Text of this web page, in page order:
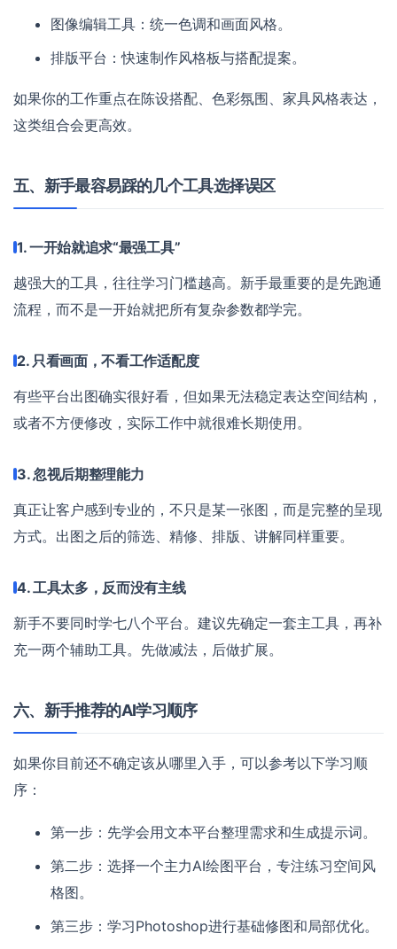
图像编辑工具：统一色调和画面风格。
排版平台：快速制作风格板与搭配提案。
如果你的工作重点在陈设搭配、色彩氛围、家具风格表达，
这类组合会更高效。
五、新手最容易踩的几个工具选择误区
1. 一开始就追求“最强工具”
越强大的工具，往往学习门槛越高。新手最重要的是先跑通
流程，而不是一开始就把所有复杂参数都学完。
2. 只看画面，不看工作适配度
有些平台出图确实很好看，但如果无法稳定表达空间结构，
或者不方便修改，实际工作中就很难长期使用。
3. 忽视后期整理能力
真正让客户感到专业的，不只是某一张图，而是完整的呈现
方式。出图之后的筛选、精修、排版、讲解同样重要。
4. 工具太多，反而没有主线
新手不要同时学七八个平台。建议先确定一套主工具，再补
充一两个辅助工具。先做减法，后做扩展。
六、新手推荐的AI学习顺序
如果你目前还不确定该从哪里入手，可以参考以下学习顺
序：
第一步：先学会用文本平台整理需求和生成提示词。
第二步：选择一个主力AI绘图平台，专注练习空间风
格图。
第三步：学习Photoshop进行基础修图和局部优化。